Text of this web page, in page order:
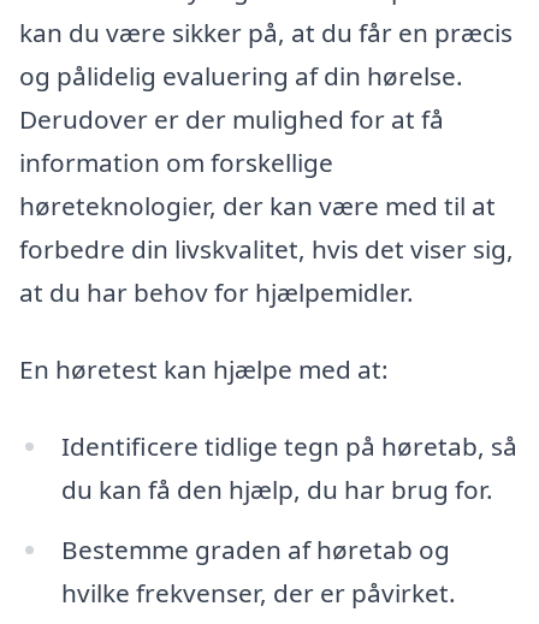
kan du være sikker på, at du får en præcis
og pålidelig evaluering af din hørelse.
Derudover er der mulighed for at få
information om forskellige
høreteknologier, der kan være med til at
forbedre din livskvalitet, hvis det viser sig,
at du har behov for hjælpemidler.
En høretest kan hjælpe med at:
Identificere tidlige tegn på høretab, så
du kan få den hjælp, du har brug for.
Bestemme graden af høretab og
hvilke frekvenser, der er påvirket.